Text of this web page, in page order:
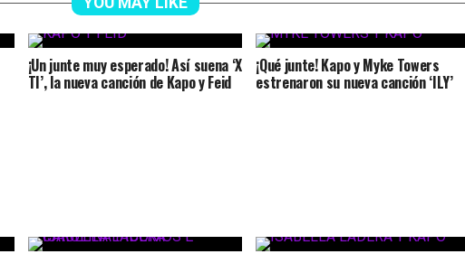
¡Un junte muy esperado! Así suena ‘X
TI’, la nueva canción de Kapo y Feid
¡Qué junte! Kapo y Myke Towers
estrenaron su nueva canción ‘ILY’